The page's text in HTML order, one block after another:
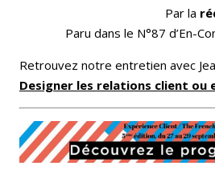
Par la
Paru dans le N°87 d’En-
Retrouvez notre entretien avec
Designer les relations client ou